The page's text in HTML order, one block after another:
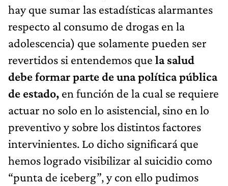
hay que sumar las estadísticas alarmantes
respecto al consumo de drogas en la
adolescencia) que solamente pueden ser
revertidos si entendemos que la salud
debe formar parte de una política pública
de estado, en función de la cual se requiere
actuar no solo en lo asistencial, sino en lo
preventivo y sobre los distintos factores
intervinientes. Lo dicho significará que
hemos logrado visibilizar al suicidio como
“punta de iceberg”, y con ello pudimos